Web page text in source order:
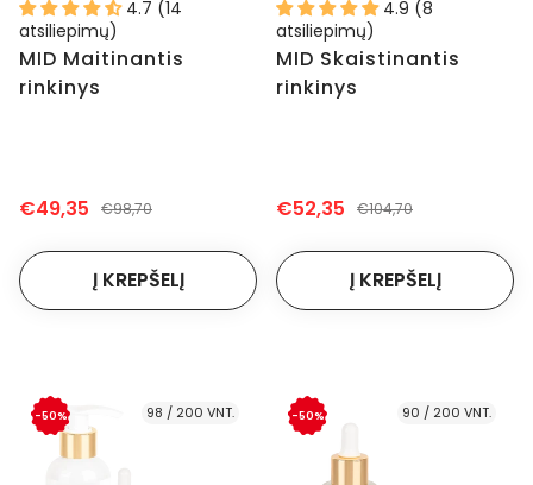
4.7 (14
atsiliepimų)
MID Maitinantis
rinkinys
€49,35 €98,70
4.9 (8
atsiliepimų)
MID Skaistinantis
rinkinys
€52,35 €104,70
-50% 98 / 200 VNT. -50% 90 / 200 VNT.